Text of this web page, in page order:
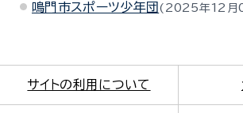
鳴門市スポーツ少年団 2025年12月
サイトの利用について